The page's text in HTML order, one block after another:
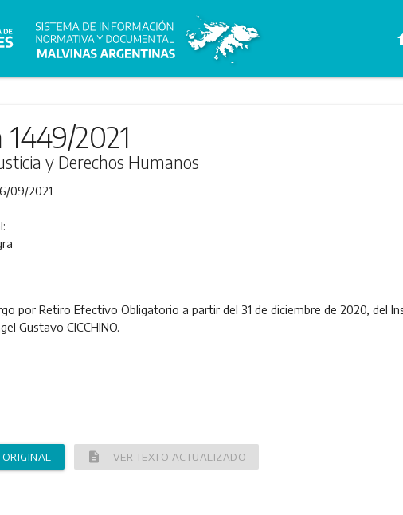
2021
y Derechos Humanos
09/2021
por Retiro Efectivo Obligatorio a partir del 31 de diciembre de 2020, del
Gustavo CICCHINO.
description VER TEXTO ACTUALIZADO